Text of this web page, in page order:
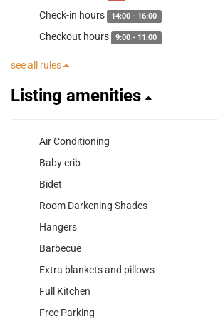
Check-in hours 14:00 - 16:00
Checkout hours 9:00 - 11:00
see all rules
Listing amenities
Air Conditioning
Baby crib
Bidet
Room Darkening Shades
Hangers
Barbecue
Extra blankets and pillows
Full Kitchen
Free Parking